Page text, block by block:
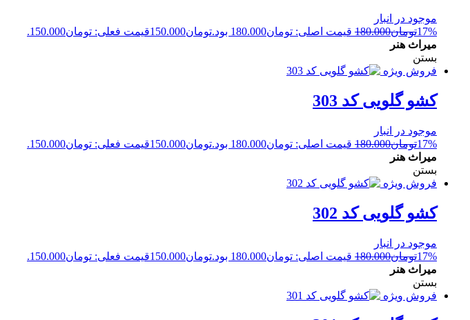
موجود در انبار
17%تومان180.000 قیمت اصلی: تومان180.000 بود. تومان150.000قیمت فعلی: تومان150.000.
میراث هنر
بستن
فروش ویژه
کشو گلویی کد 303
موجود در انبار
17%تومان180.000 قیمت اصلی: تومان180.000 بود. تومان150.000قیمت فعلی: تومان150.000.
میراث هنر
بستن
فروش ویژه
کشو گلویی کد 302
موجود در انبار
17%تومان180.000 قیمت اصلی: تومان180.000 بود. تومان150.000قیمت فعلی: تومان150.000.
میراث هنر
بستن
فروش ویژه